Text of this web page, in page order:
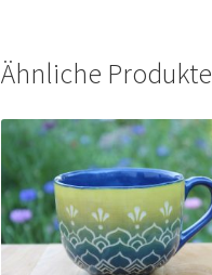
Ähnliche Produkte